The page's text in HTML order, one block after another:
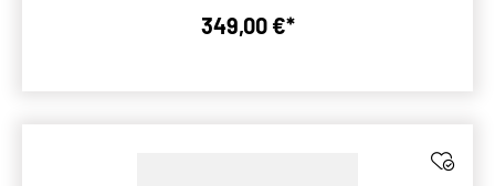
Regulärer Preis:
349,00 €*